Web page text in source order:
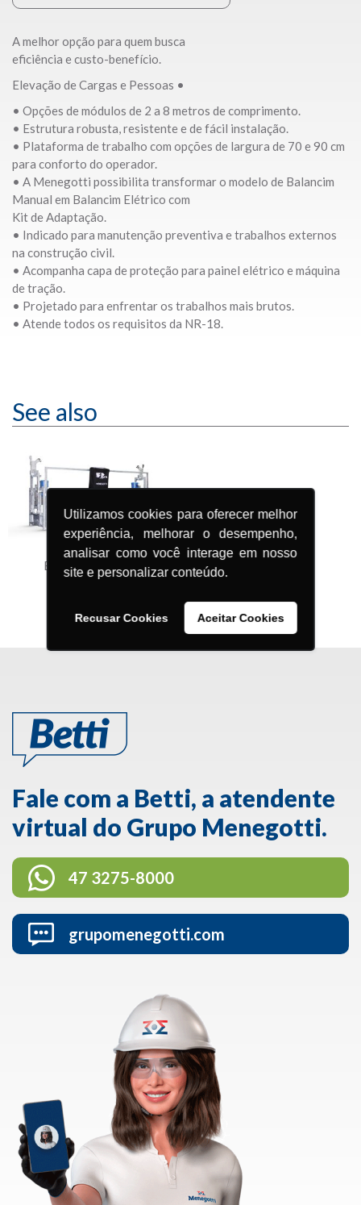
Utilizamos cookies para oferecer melhor
experiência, melhorar o desempenho,
analisar como você interage em nosso
site e personalizar conteúdo.
Recusar Cookies Aceitar Cookies
A melhor opção para quem busca
eficiência e custo-benefício.
Elevação de Cargas e Pessoas •
• Opções de módulos de 2 a 8 metros de comprimento.
• Estrutura robusta, resistente e de fácil instalação.
• Plataforma de trabalho com opções de largura de 70 e 90 cm
para conforto do operador.
• A Menegotti possibilita transformar o modelo de Balancim
Manual em Balancim Elétrico com
Kit de Adaptação.
• Indicado para manutenção preventiva e trabalhos externos
na construção civil.
• Acompanha capa de proteção para painel elétrico e máquina
de tração.
• Projetado para enfrentar os trabalhos mais brutos.
• Atende todos os requisitos da NR-18.
See also
Balancim Elétrico
Fale com a Betti, a atendente
virtual do Grupo Menegotti.
47 3275-8000
grupomenegotti.com